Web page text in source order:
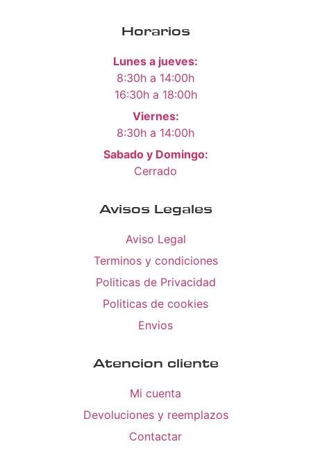
Horarios
Lunes a jueves:
8:30h a 14:00h
16:30h a 18:00h
Viernes:
8:30h a 14:00h
Sabado y Domingo:
Cerrado
Avisos Legales
Aviso Legal
Terminos y condiciones
Politicas de Privacidad
Politicas de cookies
Envios
Atencion cliente
Mi cuenta
Devoluciones y reemplazos
Contactar